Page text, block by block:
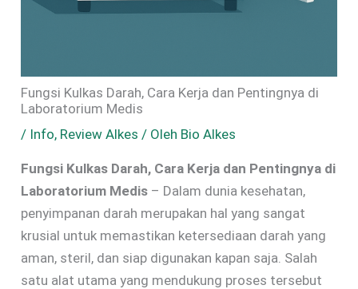
Fungsi Kulkas Darah, Cara Kerja dan Pentingnya di
Laboratorium Medis
/ Info, Review Alkes / Oleh Bio Alkes
Fungsi Kulkas Darah, Cara Kerja dan Pentingnya di
Laboratorium Medis – Dalam dunia kesehatan,
penyimpanan darah merupakan hal yang sangat
krusial untuk memastikan ketersediaan darah yang
aman, steril, dan siap digunakan kapan saja. Salah
satu alat utama yang mendukung proses tersebut